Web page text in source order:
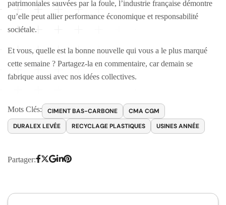
patrimoniales sauvées par la foule, l’industrie française démontre
qu’elle peut allier performance économique et responsabilité
sociétale.
Et vous, quelle est la bonne nouvelle qui vous a le plus marqué
cette semaine ? Partagez-la en commentaire, car demain se
fabrique aussi avec nos idées collectives.
Mots Clés: CIMENT BAS-CARBONE
CMA CGM
DURALEX LEVÉE
RECYCLAGE PLASTIQUES USINES ANNÉE
Partager: